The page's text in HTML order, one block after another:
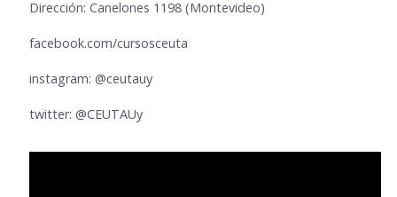
Dirección: Canelones 1198 (Montevideo)
facebook.com/cursosceuta
instagram: @ceutauy
twitter: @CEUTAUy